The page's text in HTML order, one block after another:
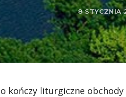
8 STYCZNIA
kończy liturgiczne